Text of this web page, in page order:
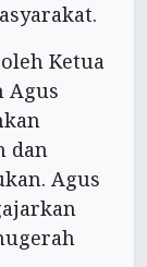
Ketua
Agus
dan
Agus